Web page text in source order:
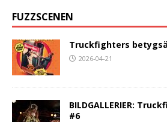
FUZZSCENEN
Truckfighters
2026-04-21
BILDGALLERIER:
#6